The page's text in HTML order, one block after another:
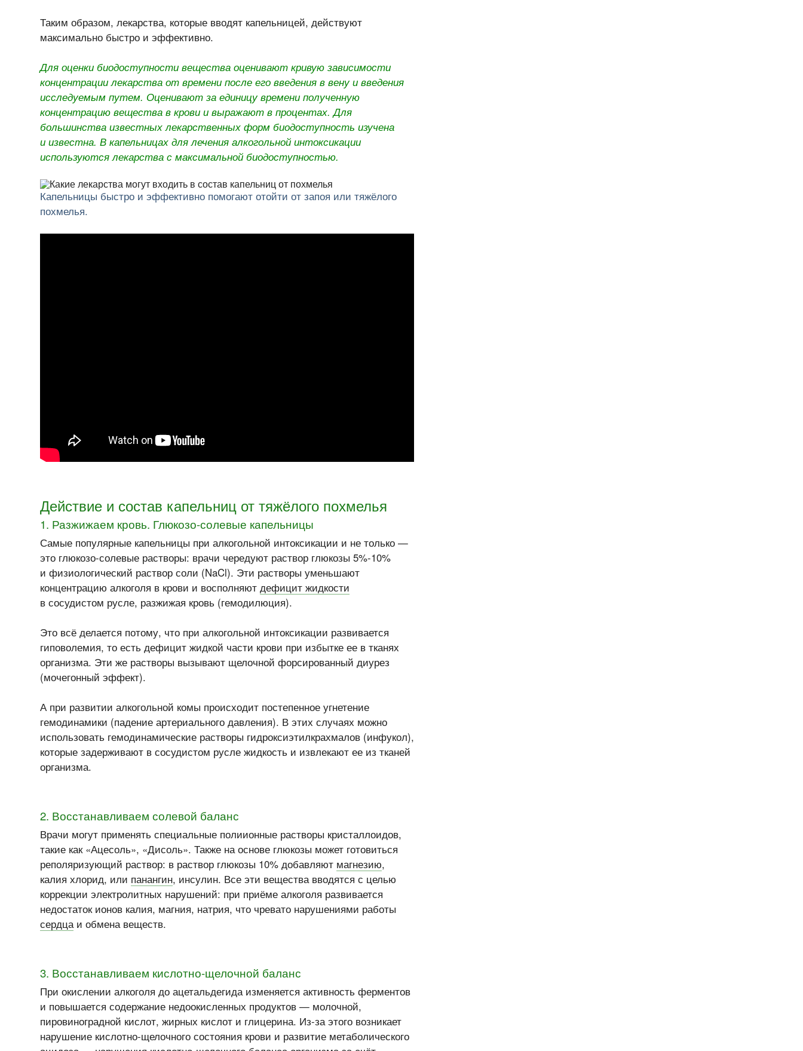
Таким образом, лекарства, которые вводят капельницей, действуют
максимально быстро и эффективно.
Для оценки биодоступности вещества оценивают кривую зависимости
концентрации лекарства от времени после его введения в вену и введения
исследуемым путем. Оценивают за единицу времени полученную
концентрацию вещества в крови и выражают в процентах. Для
большинства известных лекарственных форм биодоступность изучена
и известна. В капельницах для лечения алкогольной интоксикации
используются лекарства с максимальной биодоступностью.
Капельницы быстро и эффективно помогают отойти от запоя или тяжёлого
похмелья.
Действие и состав капельниц от тяжёлого похмелья
1. Разжижаем кровь. Глюкозо-солевые капельницы
Самые популярные капельницы при алкогольной интоксикации и не только —
это глюкозо-солевые растворы: врачи чередуют раствор глюкозы 5%-10%
и физиологический раствор соли (NaCl). Эти растворы уменьшают
концентрацию алкоголя в крови и восполняют дефицит жидкости
в сосудистом русле, разжижая кровь (гемодилюция).
Это всё делается потому, что при алкогольной интоксикации развивается
гиповолемия, то есть дефицит жидкой части крови при избытке ее в тканях
организма. Эти же растворы вызывают щелочной форсированный диурез
(мочегонный эффект).
А при развитии алкогольной комы происходит постепенное угнетение
гемодинамики (падение артериального давления). В этих случаях можно
использовать гемодинамические растворы гидроксиэтилкрахмалов (инфукол),
которые задерживают в сосудистом русле жидкость и извлекают ее из тканей
организма.
2. Восстанавливаем солевой баланс
Врачи могут применять специальные полиионные растворы кристаллоидов,
такие как «Ацесоль», «Дисоль». Также на основе глюкозы может готовиться
реполяризующий раствор: в раствор глюкозы 10% добавляют магнезию,
калия хлорид, или панангин, инсулин. Все эти вещества вводятся с целью
коррекции электролитных нарушений: при приёме алкоголя развивается
недостаток ионов калия, магния, натрия, что чревато нарушениями работы
сердцаи обмена веществ.
3. Восстанавливаем кислотно-щелочной баланс
При окислении алкоголя до ацетальдегида изменяется активность ферментов
и повышается содержание недоокисленных продуктов — молочной,
пировиноградной кислот, жирных кислот и глицерина. Из-за этого возникает
нарушение кислотно-щелочного состояния крови и развитие метаболического